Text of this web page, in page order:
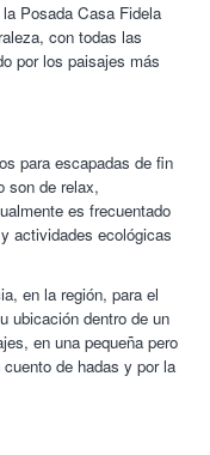
Posada Casa Fidela
con todas las
por los paisajes más
para escapadas de fin
son de relax,
es frecuentado
actividades ecológicas
en la región, para el
ubicación dentro de un
en una pequeña pero
de hadas y por la